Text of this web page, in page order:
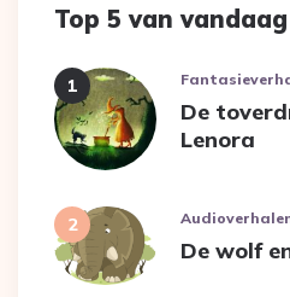
Top 5 van vandaag
De
Lenora
De wolf